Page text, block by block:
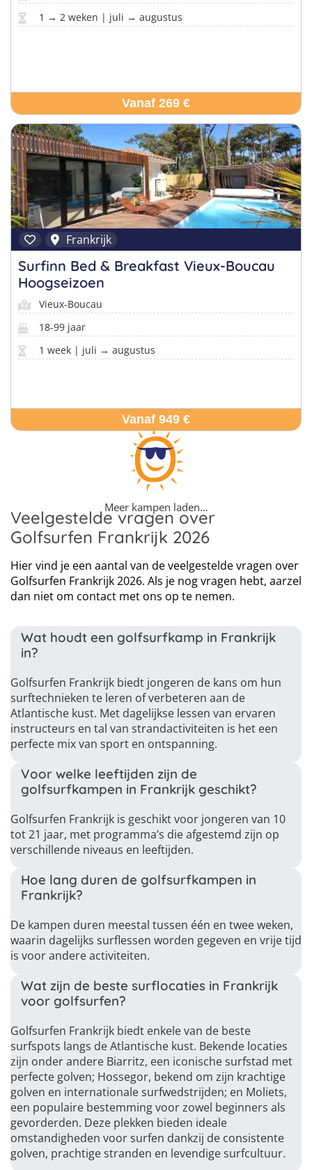
1 → 2 weken | juli → augustus
Vanaf 269 €
Frankrijk
Surfinn Bed & Breakfast Vieux-Boucau
Hoogseizoen
Vieux-Boucau
18-99 jaar
1 week | juli → augustus
Vanaf 949 €
Meer kampen laden…
Veelgestelde vragen over
Golfsurfen Frankrijk 2026
Hier vind je een aantal van de veelgestelde vragen over
Golfsurfen Frankrijk 2026. Als je nog vragen hebt, aarzel
dan niet om contact met ons op te nemen.
Wat houdt een golfsurfkamp in Frankrijk
in?
Golfsurfen Frankrijk biedt jongeren de kans om hun
surftechnieken te leren of verbeteren aan de
Atlantische kust. Met dagelijkse lessen van ervaren
instructeurs en tal van strandactiviteiten is het een
perfecte mix van sport en ontspanning.
Voor welke leeftijden zijn de
golfsurfkampen in Frankrijk geschikt?
Golfsurfen Frankrijk is geschikt voor jongeren van 10
tot 21 jaar, met programma’s die afgestemd zijn op
verschillende niveaus en leeftijden.
Hoe lang duren de golfsurfkampen in
Frankrijk?
De kampen duren meestal tussen één en twee weken,
waarin dagelijks surflessen worden gegeven en vrije tijd
is voor andere activiteiten.
Wat zijn de beste surflocaties in Frankrijk
voor golfsurfen?
Golfsurfen Frankrijk biedt enkele van de beste
surfspots langs de Atlantische kust. Bekende locaties
zijn onder andere Biarritz, een iconische surfstad met
perfecte golven; Hossegor, bekend om zijn krachtige
golven en internationale surfwedstrijden; en Moliets,
een populaire bestemming voor zowel beginners als
gevorderden. Deze plekken bieden ideale
omstandigheden voor surfen dankzij de consistente
golven, prachtige stranden en levendige surfcultuur.